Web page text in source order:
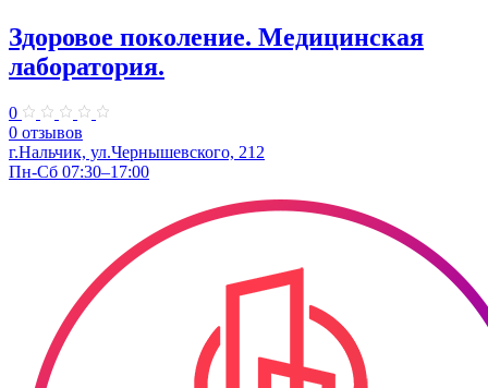
Здоровое поколение. Медицинская
лаборатория.
0
0 отзывов
г.Нальчик, ул.Чернышевского, 212
Пн-Сб 07:30–17:00